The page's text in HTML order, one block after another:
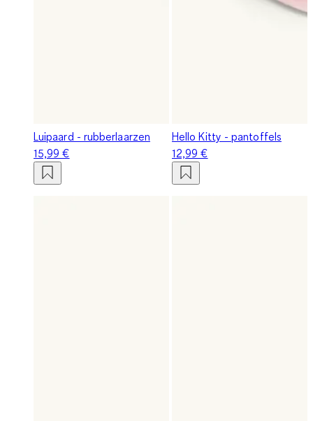
Luipaard - rubberlaarzen
15,99 €
Hello Kitty - pantoffels
12,99 €